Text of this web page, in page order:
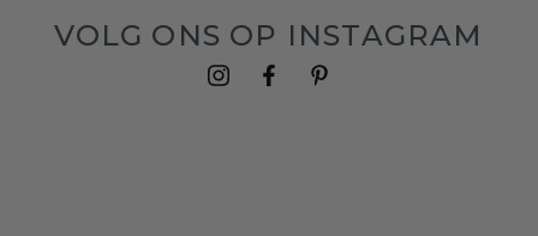
VOLG ONS OP INSTAGRAM